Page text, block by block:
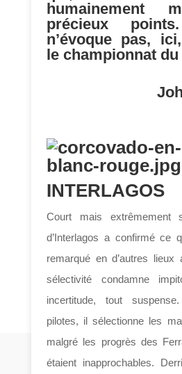
humainement
précieux
n’évoque pas,
le championnat
INTERLAGOS
Court mais extrêmement
d’Interlagos a confirmé ce
remarqué en d’autres lieux
sélectivité condamne
incertitude, tout
pilotes, il sélectionne les
malgré les progrès des
étaient inapprochables.